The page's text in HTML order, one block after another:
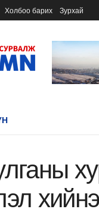
Холбоо барих Зурхай
хийнэ